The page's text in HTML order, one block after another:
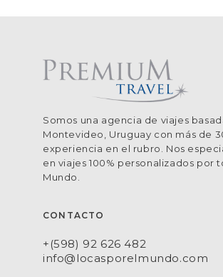
Somos una agencia de viajes
Montevideo, Uruguay con más de
experiencia en el rubro. Nos
en viajes 100% personalizados por
Mundo.
CONTACTO
+(598) 92 626 482
info@locasporelmundo.com